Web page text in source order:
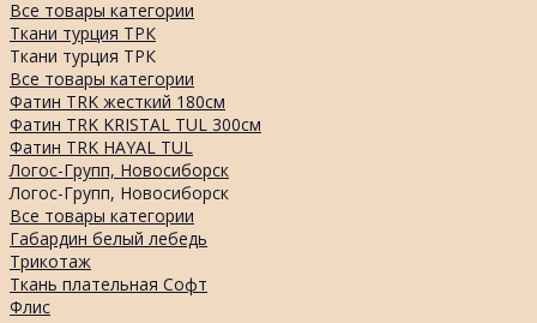
Все товары категории
Ткани турция ТРК
Ткани турция ТРК
Все товары категории
Фатин TRK жесткий 180см
Фатин TRK KRISTAL TUL 300см
Фатин TRK HAYAL TUL
Логос-Групп, Новосиборск
Логос-Групп, Новосиборск
Все товары категории
Габардин белый лебедь
Трикотаж
Ткань плательная Софт
Флис